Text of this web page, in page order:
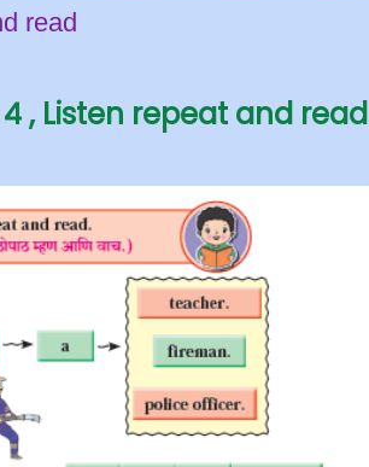
read
४ , Listen repeat and read